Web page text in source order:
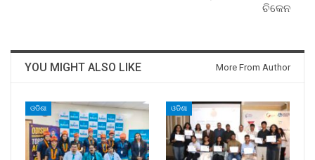
ଚିକେନ
YOU MIGHT ALSO LIKE More From Author
ଓଡିଶା ଓଡିଶା